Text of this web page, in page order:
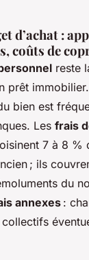
d’achat :
coûts de
reste
prêt
bien est
Les frais
7 à 8 %
; ils
du
annexes: